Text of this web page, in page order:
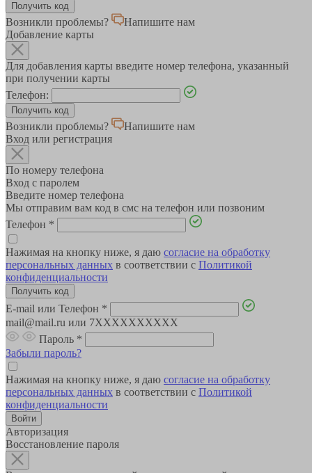
Возникли проблемы?
Напишите нам
Добавление карты
Для добавления карты введите номер телефона, указанный
при получении карты
Телефон:
Возникли проблемы?
Напишите нам
Вход или регистрация
По номеру телефона
Вход с паролем
Введите номер телефона
Мы отправим вам код в смс на телефон или позвоним
Телефон *
Нажимая на кнопку ниже, я даю согласие на обработку
персональных данных в соответствии с Политикой
конфиденциальности
E-mail или Телефон *
mail@mail.ru или 7XXXXXXXXXX
Пароль *
Забыли пароль?
Нажимая на кнопку ниже, я даю согласие на обработку
персональных данных в соответствии с Политикой
конфиденциальности
Авторизация
Восстановление пароля